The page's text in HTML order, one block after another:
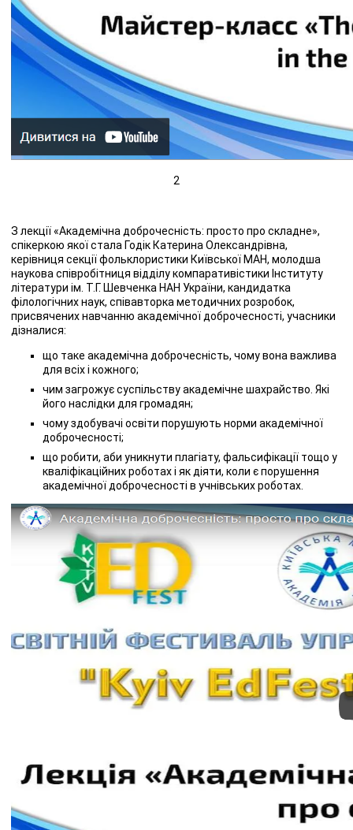
2
З лекції «Академічна доброчесність: просто про складне»,
спікеркою якої стала Годік Катерина Олександрівна,
керівниця секції фольклористики Київської МАН, молодша
наукова співробітниця відділу компаративістики Інституту
літератури ім. Т.Г. Шевченка НАН України, кандидатка
філологічних наук, співавторка методичних розробок,
присвячених навчанню академічної доброчесності, учасники
дізналися:
що таке академічна доброчесність, чому вона важлива
для всіх і кожного;
чим загрожує суспільству академічне шахрайство. Які
його наслідки для громадян;
чому здобувачі освіти порушують норми академічної
доброчесності;
що робити, аби уникнути плагіату, фальсифікації тощо у
кваліфікаційних роботах і як діяти, коли є порушення
академічної доброчесності в учнівських роботах.